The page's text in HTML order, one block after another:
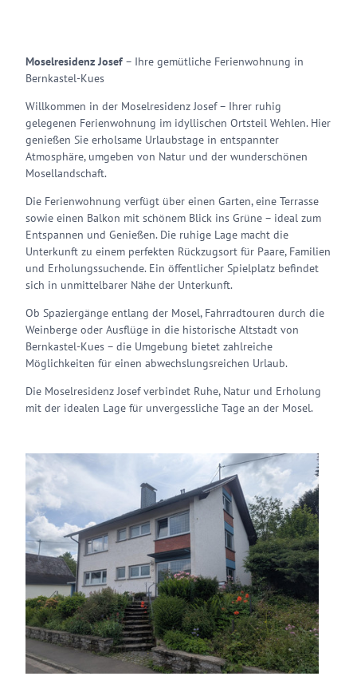
Moselresidenz Josef – Ihre gemütliche Ferienwohnung in
Bernkastel-Kues
Willkommen in der Moselresidenz Josef – Ihrer ruhig
gelegenen Ferienwohnung im idyllischen Ortsteil Wehlen. Hier
genießen Sie erholsame Urlaubstage in entspannter
Atmosphäre, umgeben von Natur und der wunderschönen
Mosellandschaft.
Die Ferienwohnung verfügt über einen Garten, eine Terrasse
sowie einen Balkon mit schönem Blick ins Grüne – ideal zum
Entspannen und Genießen. Die ruhige Lage macht die
Unterkunft zu einem perfekten Rückzugsort für Paare, Familien
und Erholungssuchende. Ein öffentlicher Spielplatz befindet
sich in unmittelbarer Nähe der Unterkunft.
Ob Spaziergänge entlang der Mosel, Fahrradtouren durch die
Weinberge oder Ausflüge in die historische Altstadt von
Bernkastel-Kues – die Umgebung bietet zahlreiche
Möglichkeiten für einen abwechslungsreichen Urlaub.
Die Moselresidenz Josef verbindet Ruhe, Natur und Erholung
mit der idealen Lage für unvergessliche Tage an der Mosel.